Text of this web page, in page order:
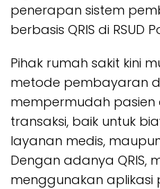
penerapan sistem
berbasis QRIS di RSUD
Pihak rumah sakit kini
metode pembayaran
mempermudah
transaksi, baik untuk
layanan medis,
Dengan adanya QRIS,
menggunakan